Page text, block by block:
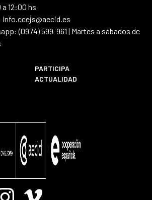
12:00 hs
(0974) 599-961 | Martes a sábados de
PARTICIPA
ACTUALIDAD
Vimeo